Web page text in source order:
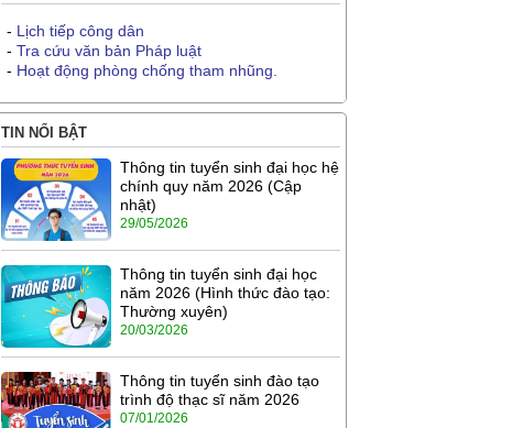
- Lịch tiếp công dân
- Tra cứu văn bản Pháp luật
- Hoạt động phòng chống tham nhũng.
TIN NỔI BẬT
Thông tin tuyển sinh đại học hệ
chính quy năm 2026 (Cập
nhật)
29/05/2026
Thông tin tuyển sinh đại học
năm 2026 (Hình thức đào tạo:
Thường xuyên)
20/03/2026
Thông tin tuyển sinh đào tạo
trình độ thạc sĩ năm 2026
07/01/2026